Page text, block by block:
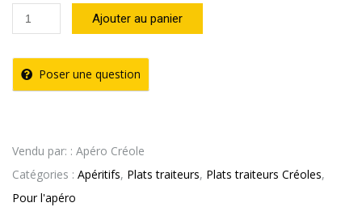
quantité
de
Acras
de
1kg
Ajouter au panier
Poser une question
Vendu par: : Apéro Créole
Catégories : Apéritifs, Plats traiteurs, Plats traiteurs Créoles,
Pour l'apéro